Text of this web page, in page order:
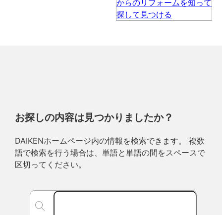
お探しの内容は見つかりましたか？
DAIKENホームページ内の情報を検索できます。 複数
語で検索を行う場合は、単語と単語の間をスペースで
区切ってください。